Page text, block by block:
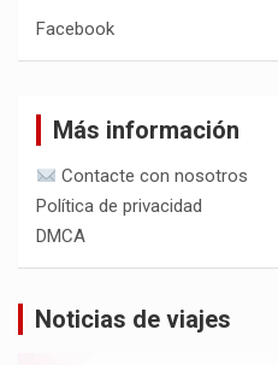
Facebook
Más información
Contacte con nosotros
Política de privacidad
DMCA
Noticias de viajes